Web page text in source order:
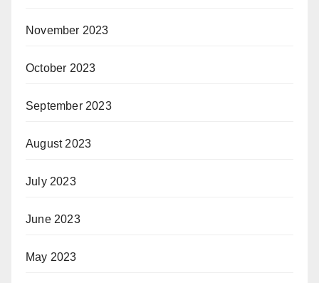
November 2023
October 2023
September 2023
August 2023
July 2023
June 2023
May 2023